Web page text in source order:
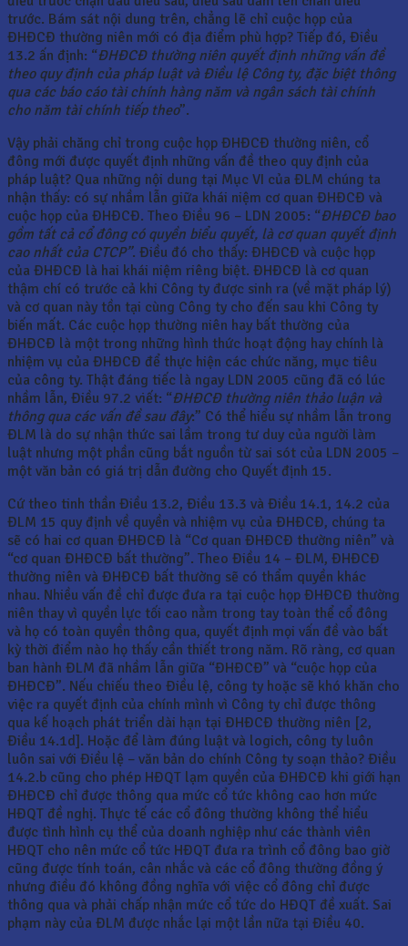
trước. Bám sát nội dung trên, chẳng lẽ chỉ cuộc họp của
ĐHĐCĐ thường niên mới có địa điểm phù hợp? Tiếp đó, Điều
13.2 ấn định: “ĐHĐCĐ thường niên quyết định những vấn đề
theo quy định của pháp luật và Điều lệ Công ty, đặc biệt thông
qua các báo cáo tài chính hàng năm và ngân sách tài chính
cho năm tài chính tiếp theo”.
Vậy phải chăng chỉ trong cuộc họp ĐHĐCĐ thường niên, cổ
đông mới được quyết định những vấn đề theo quy định của
pháp luật? Qua những nội dung tại Mục VI của ĐLM chúng ta
nhận thấy: có sự nhầm lẫn giữa khái niệm cơ quan ĐHĐCĐ và
cuộc họp của ĐHĐCĐ. Theo Điều 96 – LDN 2005: “ĐHĐCĐ bao
gồm tất cả cổ đông có quyền biểu quyết, là cơ quan quyết định
cao nhất của CTCP”. Điều đó cho thấy: ĐHĐCĐ và cuộc họp
của ĐHĐCĐ là hai khái niệm riêng biệt. ĐHĐCĐ là cơ quan
thậm chí có trước cả khi Công ty được sinh ra (về mặt pháp lý)
và cơ quan này tồn tại cùng Công ty cho đến sau khi Công ty
biến mất. Các cuộc họp thường niên hay bất thường của
ĐHĐCĐ là một trong những hình thức hoạt động hay chính là
nhiệm vụ của ĐHĐCĐ để thực hiện các chức năng, mục tiêu
của công ty. Thật đáng tiếc là ngay LDN 2005 cũng đã có lúc
nhầm lẫn, Điều 97.2 viết: “ĐHĐCĐ thường niên thảo luận và
thông qua các vấn đề sau đây:” Có thể hiểu sự nhầm lẫn trong
ĐLM là do sự nhận thức sai lầm trong tư duy của người làm
luật nhưng một phần cũng bắt nguồn từ sai sót của LDN 2005 –
một văn bản có giá trị dẫn đường cho Quyết định 15.
Cứ theo tinh thần Điều 13.2, Điều 13.3 và Điều 14.1, 14.2 của
ĐLM 15 quy định về quyền và nhiệm vụ của ĐHĐCĐ, chúng ta
sẽ có hai cơ quan ĐHĐCĐ là “Cơ quan ĐHĐCĐ thường niên” và
“cơ quan ĐHĐCĐ bất thường”. Theo Điều 14 – ĐLM, ĐHĐCĐ
thường niên và ĐHĐCĐ bất thường sẽ có thẩm quyền khác
nhau. Nhiều vấn đề chỉ được đưa ra tại cuộc họp ĐHĐCĐ thường
niên thay vì quyền lực tối cao nằm trong tay toàn thể cổ đông
và họ có toàn quyền thông qua, quyết định mọi vấn đề vào bất
kỳ thời điểm nào họ thấy cần thiết trong năm. Rõ ràng, cơ quan
ban hành ĐLM đã nhầm lẫn giữa “ĐHĐCĐ” và “cuộc họp của
ĐHĐCĐ”. Nếu chiếu theo Điều lệ, công ty hoặc sẽ khó khăn cho
việc ra quyết định của chính mình vì Công ty chỉ được thông
qua kế hoạch phát triển dài hạn tại ĐHĐCĐ thường niên [2,
Điều 14.1d]. Hoặc để làm đúng luật và logich, công ty luôn
luôn sai với Điều lệ – văn bản do chính Công ty soạn thảo? Điều
14.2.b cũng cho phép HĐQT lạm quyền của ĐHĐCĐ khi giới hạn
ĐHĐCĐ chỉ được thông qua mức cổ tức không cao hơn mức
HĐQT đề nghị. Thực tế các cổ đông thường không thể hiểu
được tình hình cụ thể của doanh nghiệp như các thành viên
HĐQT cho nên mức cổ tức HĐQT đưa ra trình cổ đông bao giờ
cũng được tính toán, cân nhắc và các cổ đông thường đồng ý
nhưng điều đó không đồng nghĩa với việc cổ đông chỉ được
thông qua và phải chấp nhận mức cổ tức do HĐQT đề xuất. Sai
phạm này của ĐLM được nhắc lại một lần nữa tại Điều 40.